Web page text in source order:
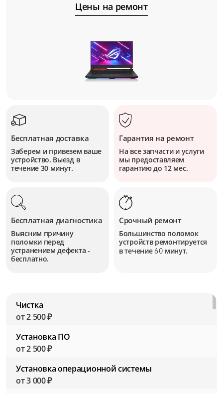
Цены на ремонт
Бесплатная доставка
Заберем и привезем ваше
устройство. Выезд в
течение 30 минут.
Гарантия на ремонт
На все запчасти и услуги
мы предоставляем
гарантию до 12 мес.
Бесплатная диагностика
Выясним причину
поломки перед
устранением дефекта -
бесплатно.
Срочный ремонт
Большинство поломок
устройств ремонтируется
в течение60 минут.
Чистка
от 2 500 ₽
Установка ПО
от 2 500 ₽
Установка операционной системы
от 3 000 ₽